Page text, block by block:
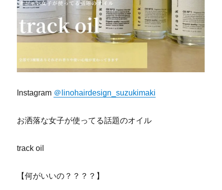
Instagram ＠linohairdesign_suzukimaki
お洒落な女子が使ってる話題のオイル
track oil
【何がいいの？？？？】